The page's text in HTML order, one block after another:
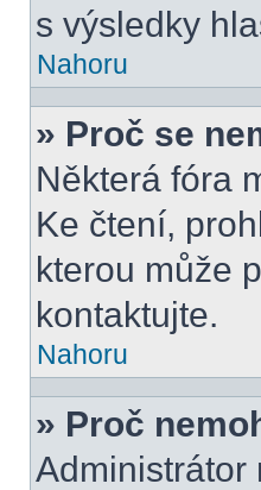
s výsledky
Nahoru
» Proč se
Některá fóra
Ke čtení,
kterou může
kontaktujte.
Nahoru
» Proč
Administrátor